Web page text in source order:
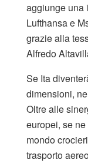
aggiunge una
Lufthansa e
grazie alla
Alfredo
Se Ita
dimensioni,
Oltre alle
europei, se
mondo
trasporto